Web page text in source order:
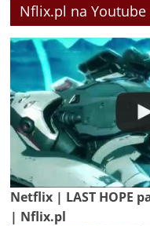
Nflix.pl na Youtube
Netflix | LAST HOPE
| Nflix.pl